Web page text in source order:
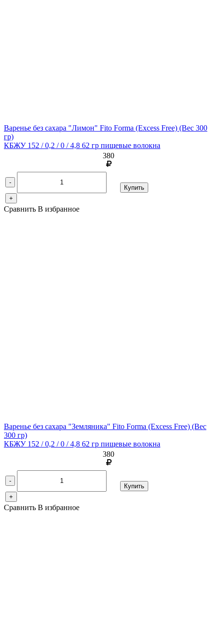
Варенье без сахара "Лимон" Fito Forma (Excess Free) (Вес 300
гр)
КБЖУ 152 / 0,2 / 0 / 4,8 62 гр пищевые волокна
380
-
+
Купить
Сравнить В избранное
Варенье без сахара "Земляника" Fito Forma (Excess Free) (Вес
300 гр)
КБЖУ 152 / 0,2 / 0 / 4,8 62 гр пищевые волокна
380
-
+
Купить
Сравнить В избранное